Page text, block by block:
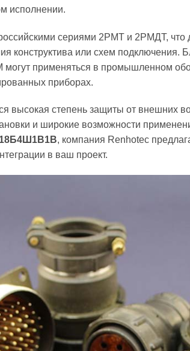
исполнении.
сериями 2РМТ и 2РМДТ, что
конструктива или схем подключения.
применяться в промышленном
приборах.
высокая степень защиты от внешних
и широкие возможности
, компания Renhotec
в ваш проект.